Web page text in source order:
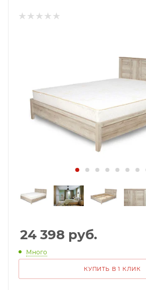
24 398 руб.
Много
КУПИТЬ В 1 КЛИК